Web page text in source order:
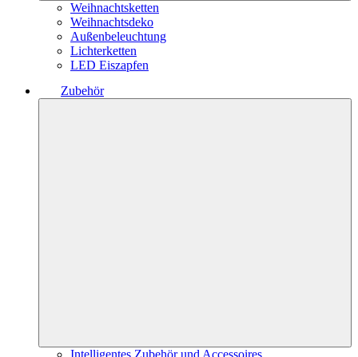
Weihnachtsketten
Weihnachtsdeko
Außenbeleuchtung
Lichterketten
LED Eiszapfen
Zubehör
Intelligentes Zubehör und Accessoires